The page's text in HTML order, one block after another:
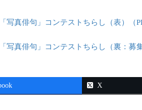
写真俳句」コンテストちらし（表）（
写真俳句」コンテストちらし（裏：募
X